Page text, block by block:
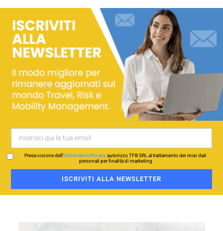
Presa visione dell’Informativa Privacyautorizzo TFB SRL al trattamento dei miei dati
personali per finalità di marketing
ISCRIVITI ALLA NEWSLETTER